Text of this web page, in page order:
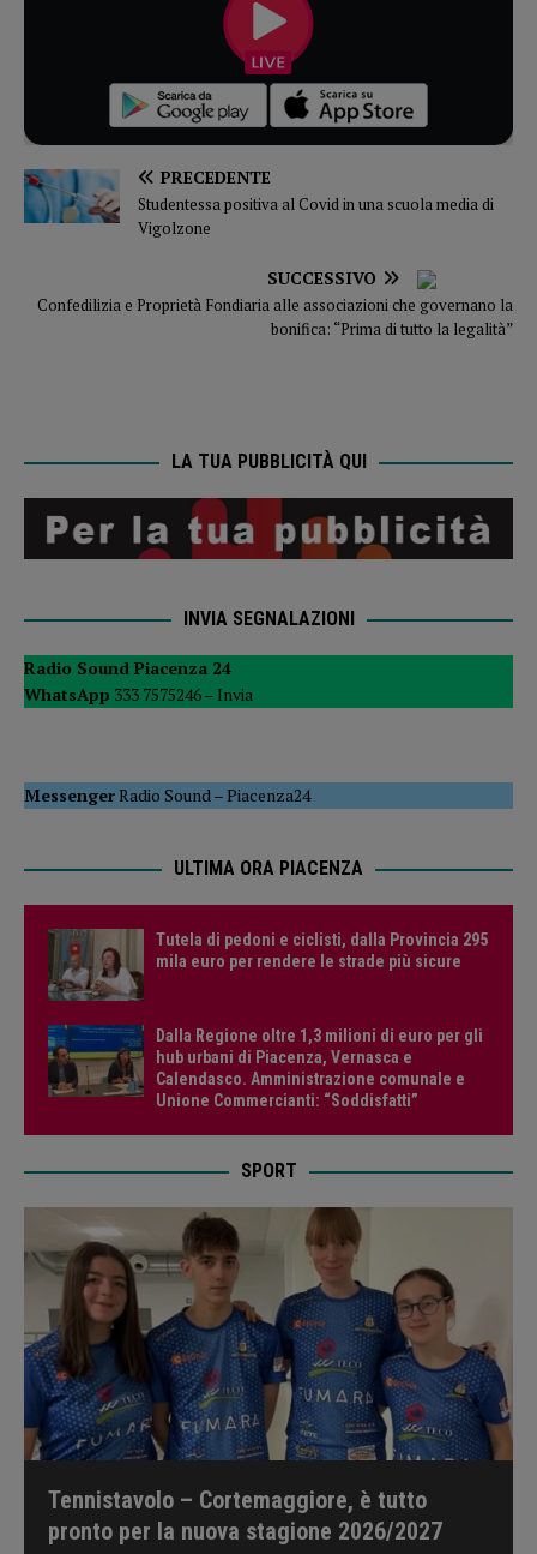
PRECEDENTE
Studentessa positiva al Covid in una scuola media di
Vigolzone
SUCCESSIVO
Confedilizia e Proprietà Fondiaria alle associazioni che governano la
bonifica: “Prima di tutto la legalità”
LA TUA PUBBLICITÀ QUI
INVIA SEGNALAZIONI
Radio Sound Piacenza 24
WhatsApp 333 7575246 – Invia
MessengerRadio Sound –Piacenza24
ULTIMA ORA PIACENZA
Tutela di pedoni e ciclisti, dalla Provincia 295
mila euro per rendere le strade più sicure
Dalla Regione oltre 1,3 milioni di euro per gli
hub urbani di Piacenza, Vernasca e
Calendasco. Amministrazione comunale e
Unione Commercianti: “Soddisfatti”
SPORT
Tennistavolo – Cortemaggiore, è tutto
pronto per la nuova stagione 2026/2027